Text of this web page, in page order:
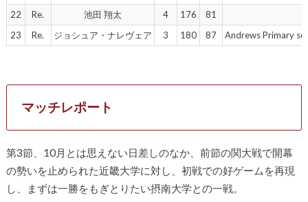
22
Re. 池田 翔太 4 176
81
23
Re. ジョシュア・ナレヴェア 3 180 87 Andrews Primary
マッチレポート
第3節、10月とは思えない日差しのなか、前節の関大戦で開幕
の勢いを止められた近畿大学に対し、初戦での好ゲームを再現
し、まずは一勝をもぎとりたい摂南大学との一戦。